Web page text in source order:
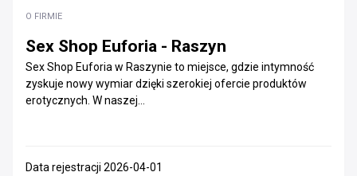
O FIRMIE
Sex Shop Euforia - Raszyn
Sex Shop Euforia w Raszynie to miejsce, gdzie intymność
zyskuje nowy wymiar dzięki szerokiej ofercie produktów
erotycznych. W naszej...
Data rejestracji 2026-04-01